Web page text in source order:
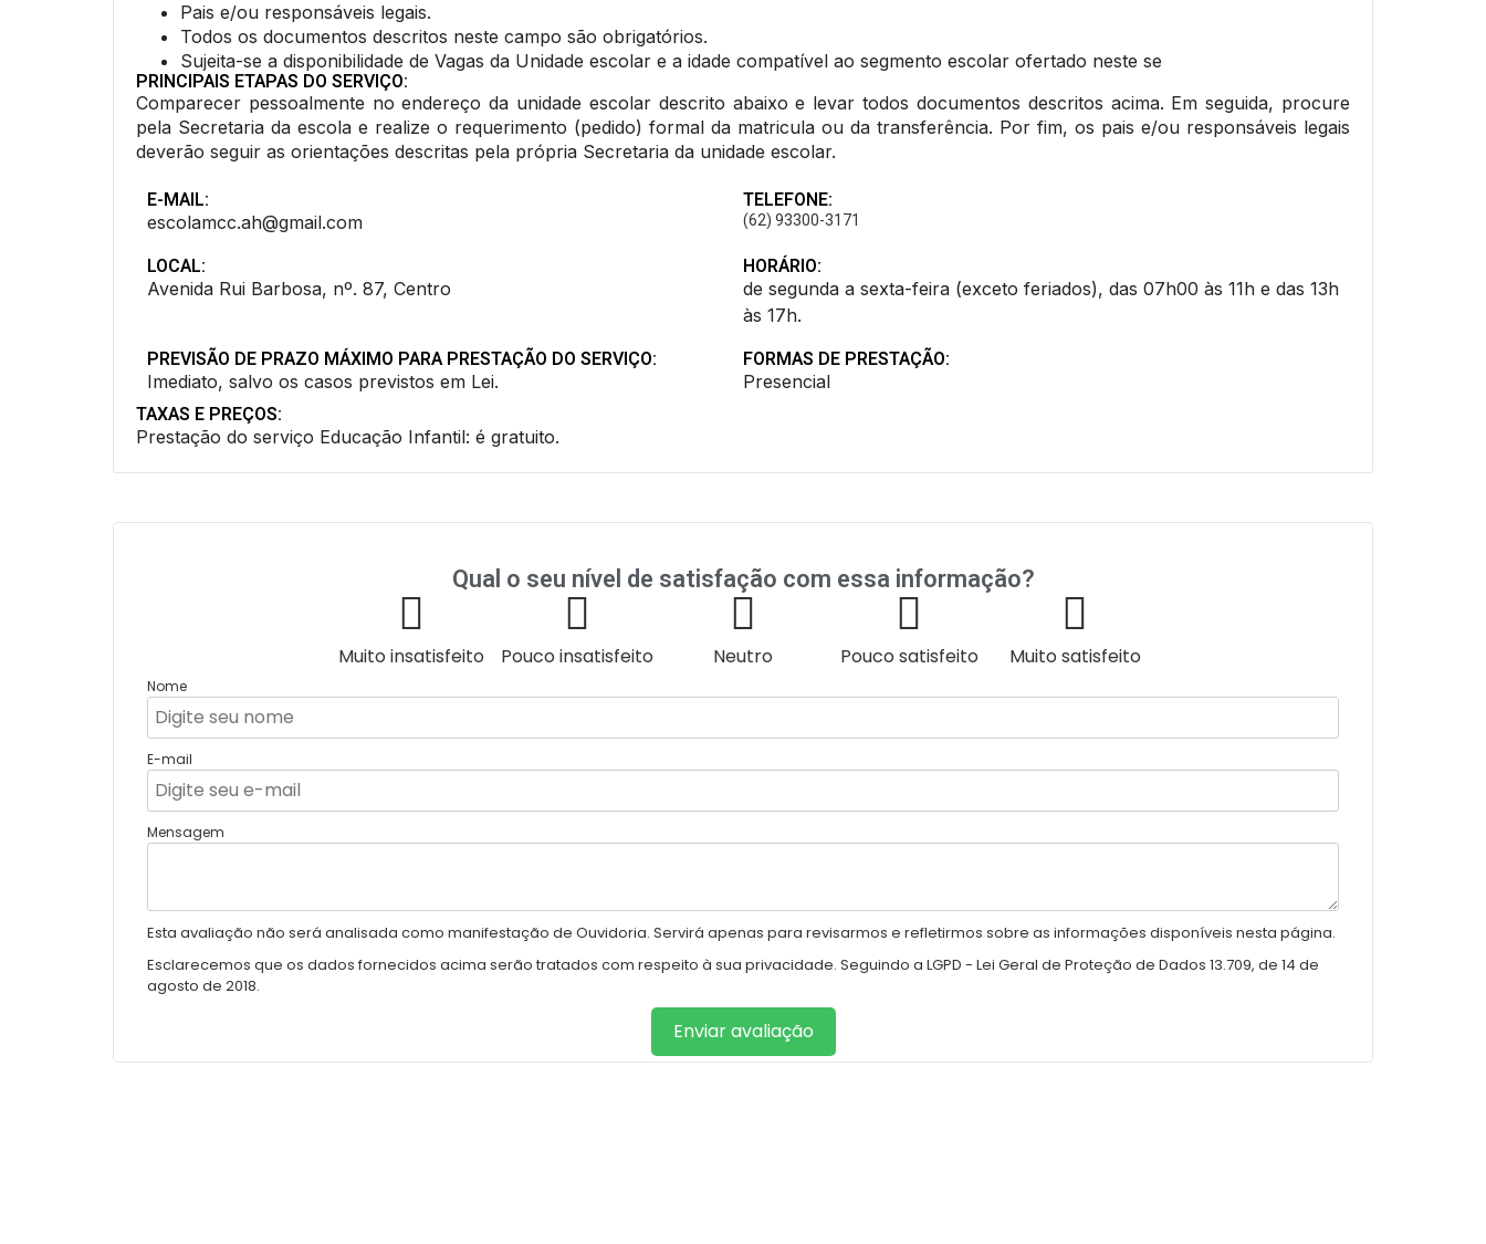
Pais e/ou responsáveis legais.
Todos os documentos descritos neste campo são obrigatórios.
Sujeita-se a disponibilidade de Vagas da Unidade escolar e a idade compatível ao segmento escolar ofertado neste se
PRINCIPAIS ETAPAS DO SERVIÇO:
Comparecer pessoalmente no endereço da unidade escolar descrito abaixo e levar todos documentos descritos acima. Em seguida, procure
pela Secretaria da escola e realize o requerimento (pedido) formal da matricula ou da transferência. Por fim, os pais e/ou responsáveis legais
deverão seguir as orientações descritas pela própria Secretaria da unidade escolar.
E-MAIL:
escolamcc.ah@gmail.com
TELEFONE:
(62) 93300-3171
LOCAL:
Avenida Rui Barbosa, nº. 87, Centro
HORÁRIO:
de segunda a sexta-feira (exceto feriados), das 07h00 às 11h e das 13h
às 17h.
PREVISÃO DE PRAZO MÁXIMO PARA PRESTAÇÃO DO SERVIÇO:
Imediato, salvo os casos previstos em Lei.
FORMAS DE PRESTAÇÃO:
Presencial
TAXAS E PREÇOS:
Prestação do serviço Educação Infantil: é gratuito.
Qual o seu nível de satisfação com essa informação?
Muito insatisfeito Pouco insatisfeito Neutro Pouco satisfeito Muito satisfeito
Nome
E-mail
Mensagem
Esta avaliação não será analisada como manifestação de Ouvidoria. Servirá apenas para revisarmos e refletirmos sobre as informações disponíveis nesta página.
Esclarecemos que os dados fornecidos acima serão tratados com respeito à sua privacidade. Seguindo a LGPD - Lei Geral de Proteção de Dados 13.709, de 14 de
agosto de 2018.
Enviar avaliação